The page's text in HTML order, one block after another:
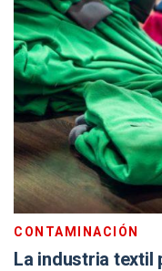
CONTAMINACIÓN
La industria textil